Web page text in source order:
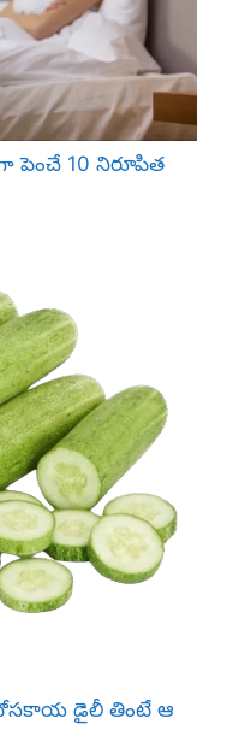
పెంచే 10 నిరూపిత
దోసకాయ డైలీ తింటే ఆ